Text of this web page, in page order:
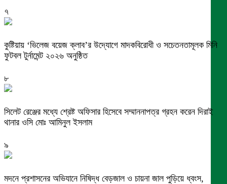
৭
কুষ্টিয়ায় ‘ভিলেজ বয়েজ ক্লাব’র উদ্যোগে মাদকবিরোধী ও সচেতনতামূলক মিনি
ফুটবল টুর্নামেন্ট ২০২৬ অনুষ্ঠিত
৮
সিলেট রেঞ্জের মধ্যে শ্রেষ্ট অফিসার হিসেবে সম্মাননাপত্র গ্রহন করেন দিরাই
থানার ওসি মোঃ আমিনুল ইসলাম
৯
মদনে প্রশাসনের অভিযানে নিষিদ্ধ বেড়জাল ও চায়না জাল পুড়িয়ে ধ্বংস,